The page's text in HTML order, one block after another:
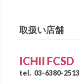
取扱い店舗
ICHII FCSD
tel. 03-6380-2513